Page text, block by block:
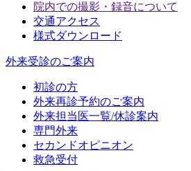
院内での撮影・録音について
交通アクセス
様式ダウンロード
外来受診のご案内
初診の方
外来再診予約のご案内
外来担当医一覧/休診案内
専門外来
セカンドオピニオン
救急受付